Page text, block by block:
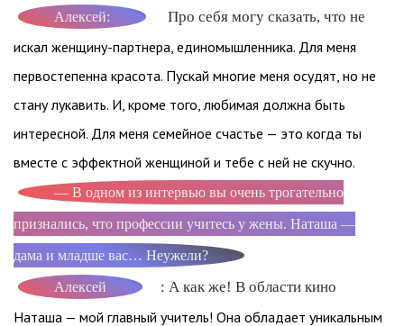
Алексей: Про себя могу сказать, что не
искал женщину-партнера, единомышленника. Для меня
первостепенна красота. Пускай многие меня осудят, но не
стану лукавить. И, кроме того, любимая должна быть
интересной. Для меня семейное счастье — это когда ты
вместе с эффектной женщиной и тебе с ней не скучно.
— В одном из интервью вы очень трогательно
признались, что профессии учитесь у жены. Наташа —
дама и младше вас… Неужели?
Алексей : А как же! В области кино
Наташа — мой главный учитель! Она обладает уникальным